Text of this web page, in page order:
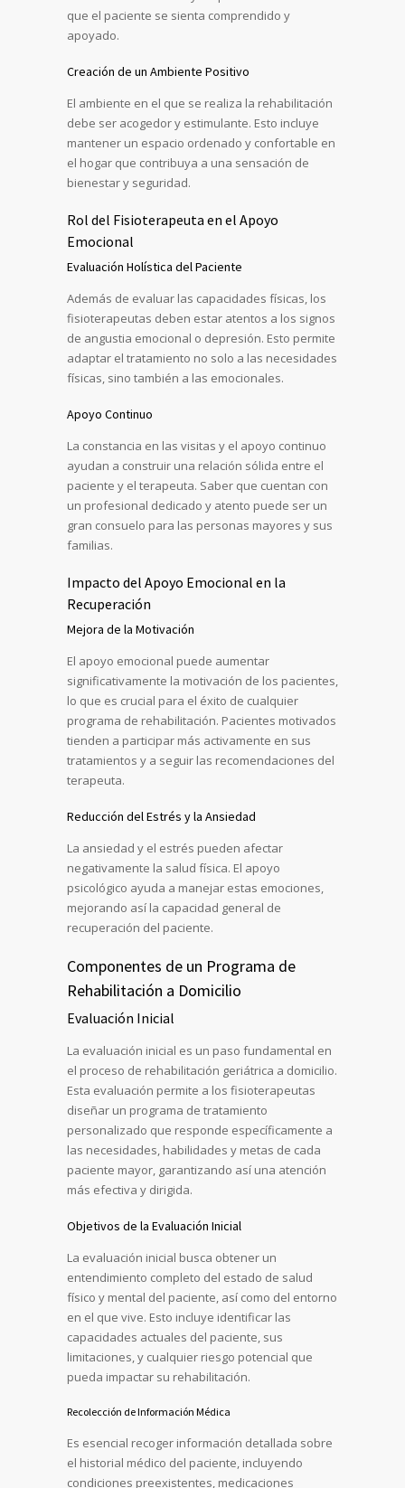
que el paciente se sienta comprendido y
apoyado.
Creación de un Ambiente Positivo
El ambiente en el que se realiza la rehabilitación
debe ser acogedor y estimulante. Esto incluye
mantener un espacio ordenado y confortable en
el hogar que contribuya a una sensación de
bienestar y seguridad.
Rol del Fisioterapeuta en el Apoyo
Emocional
Evaluación Holística del Paciente
Además de evaluar las capacidades físicas, los
fisioterapeutas deben estar atentos a los signos
de angustia emocional o depresión. Esto permite
adaptar el tratamiento no solo a las necesidades
físicas, sino también a las emocionales.
Apoyo Continuo
La constancia en las visitas y el apoyo continuo
ayudan a construir una relación sólida entre el
paciente y el terapeuta. Saber que cuentan con
un profesional dedicado y atento puede ser un
gran consuelo para las personas mayores y sus
familias.
Impacto del Apoyo Emocional en la
Recuperación
Mejora de la Motivación
El apoyo emocional puede aumentar
significativamente la motivación de los pacientes,
lo que es crucial para el éxito de cualquier
programa de rehabilitación. Pacientes motivados
tienden a participar más activamente en sus
tratamientos y a seguir las recomendaciones del
terapeuta.
Reducción del Estrés y la Ansiedad
La ansiedad y el estrés pueden afectar
negativamente la salud física. El apoyo
psicológico ayuda a manejar estas emociones,
mejorando así la capacidad general de
recuperación del paciente.
Componentes de un Programa de
Rehabilitación a Domicilio
Evaluación Inicial
La evaluación inicial es un paso fundamental en
el proceso de rehabilitación geriátrica a domicilio.
Esta evaluación permite a los fisioterapeutas
diseñar un programa de tratamiento
personalizado que responde específicamente a
las necesidades, habilidades y metas de cada
paciente mayor, garantizando así una atención
más efectiva y dirigida.
Objetivos de la Evaluación Inicial
La evaluación inicial busca obtener un
entendimiento completo del estado de salud
físico y mental del paciente, así como del entorno
en el que vive. Esto incluye identificar las
capacidades actuales del paciente, sus
limitaciones, y cualquier riesgo potencial que
pueda impactar su rehabilitación.
Recolección de Información Médica
Es esencial recoger información detallada sobre
el historial médico del paciente, incluyendo
condiciones preexistentes, medicaciones